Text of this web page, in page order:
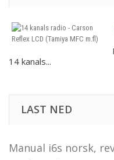
14 kanals...
LAST NED
Manual i6s norsk,